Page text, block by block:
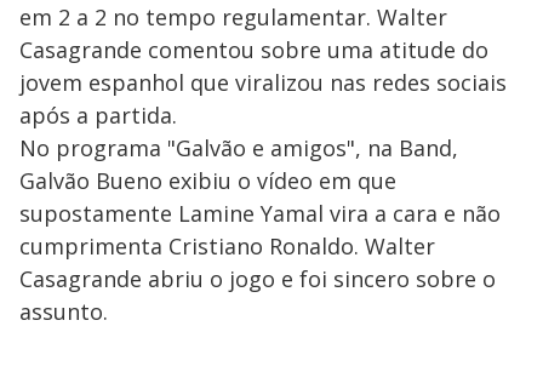
em 2 a 2 no tempo regulamentar. Walter
Casagrande comentou sobre uma atitude do
jovem espanhol que viralizou nas redes sociais
após a partida.
No programa "Galvão e amigos", na Band,
Galvão Bueno exibiu o vídeo em que
supostamente Lamine Yamal vira a cara e não
cumprimenta Cristiano Ronaldo. Walter
Casagrande abriu o jogo e foi sincero sobre o
assunto.